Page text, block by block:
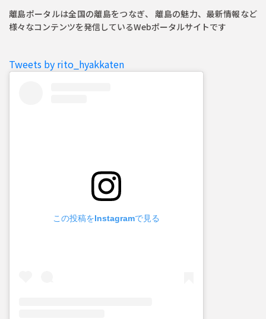
離島ポータルは全国の離島をつなぎ、 離島の魅力、最新情報など
様々なコンテンツを発信しているWebポータルサイトです
Tweets by rito_hyakkaten
この投稿をInstagramで見る